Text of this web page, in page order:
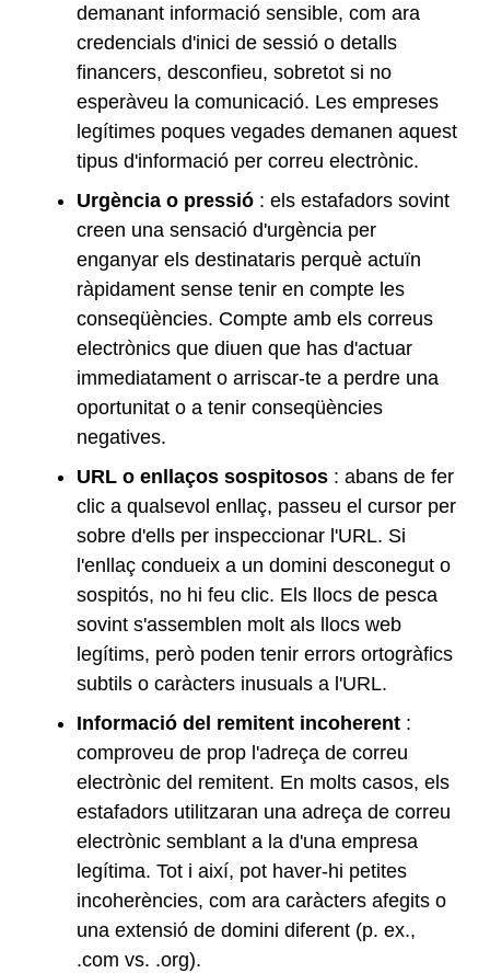
demanant informació sensible, com ara
credencials d'inici de sessió o detalls
financers, desconfieu, sobretot si no
esperàveu la comunicació. Les empreses
legítimes poques vegades demanen aquest
tipus d'informació per correu electrònic.
Urgència o pressió : els estafadors sovint
creen una sensació d'urgència per
enganyar els destinataris perquè actuïn
ràpidament sense tenir en compte les
conseqüències. Compte amb els correus
electrònics que diuen que has d'actuar
immediatament o arriscar-te a perdre una
oportunitat o a tenir conseqüències
negatives.
URL o enllaços sospitosos : abans de fer
clic a qualsevol enllaç, passeu el cursor per
sobre d'ells per inspeccionar l'URL. Si
l'enllaç condueix a un domini desconegut o
sospitós, no hi feu clic. Els llocs de pesca
sovint s'assemblen molt als llocs web
legítims, però poden tenir errors ortogràfics
subtils o caràcters inusuals a l'URL.
Informació del remitent incoherent :
comproveu de prop l'adreça de correu
electrònic del remitent. En molts casos, els
estafadors utilitzaran una adreça de correu
electrònic semblant a la d'una empresa
legítima. Tot i així, pot haver-hi petites
incoherències, com ara caràcters afegits o
una extensió de domini diferent (p. ex.,
.com vs. .org).